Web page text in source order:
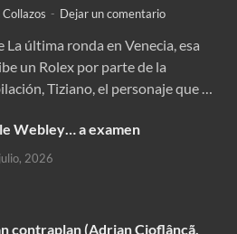
Collazos - Dejar un comentario
La última ronda en Venecia, esa
un Rolex por parte de la
Tiziano, el personaje que …
Webley… a examen
2026
contraplan (Adrian Cioflâncã,